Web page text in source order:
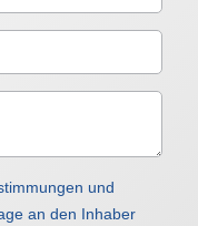
und
an den Inhaber